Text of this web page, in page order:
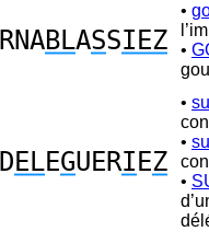
RNABLASSIEZ
•
•
DELEGUERI EZ
•
•
•